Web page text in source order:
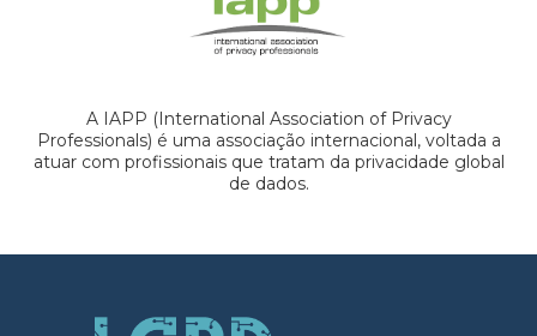
A IAPP (International Association of Privacy
Professionals) é uma associação internacional, voltada a
atuar com profissionais que tratam da privacidade global
de dados.